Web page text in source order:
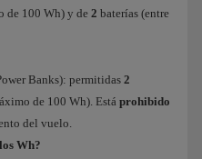
de 100 Wh) y de 2 baterías (entre
Banks): permitidas 2
de 100 Wh). Está prohibido
del vuelo.
Wh?